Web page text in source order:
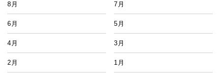
8月 7月
6月 5月
4月 3月
2月 1月